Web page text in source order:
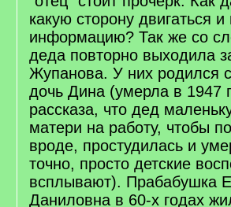
какую сторону двигаться
информацию? Так же со
деда повторно выходила
Жупанова. У них родился
дочь Дина (умерла в 1947
рассказа, что дед
матери на работу, чтобы
вроде, простудилась и
точно, просто детские
всплывают). Прабабушка
Даниловна в 60-х годах